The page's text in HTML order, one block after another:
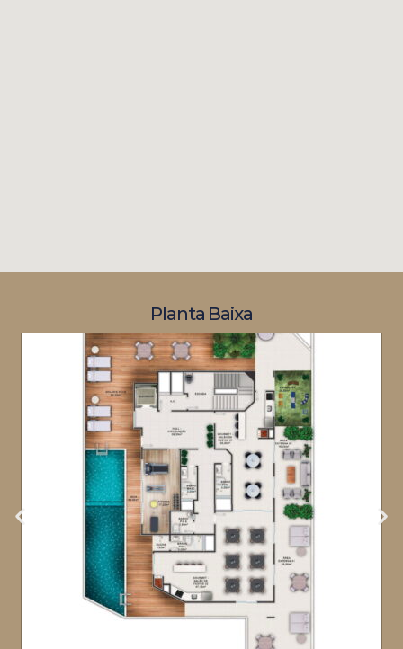
Planta Baixa